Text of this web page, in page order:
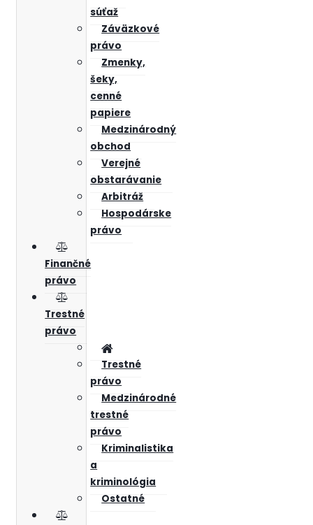
súťaž
Záväzkové
právo
Zmenky,
šeky,
cenné
papiere
Medzinárodný
obchod
Verejné
obstarávanie
Arbitráž
Hospodárske
právo
Finančné
právo
Trestné
právo
Trestné
právo
Medzinárodné
trestné
právo
Kriminalistika
a
kriminológia
Ostatné